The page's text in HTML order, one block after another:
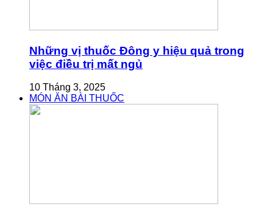
Những vị thuốc Đông y hiệu quả trong
việc điều trị mất ngủ
10 Tháng 3, 2025
MÓN ĂN BÀI THUỐC